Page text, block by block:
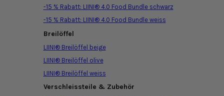
-15 % Rabatt: LIINI® 4.0 Food Bundle schwarz
-15 % Rabatt: LIINI® 4.0 Food Bundle weiss
Breilöffel
LIINI® Breilöffel beige
LIINI® Breilöffel olive
LIINI® Breilöffel weiss
Verschleissteile & Zubehör